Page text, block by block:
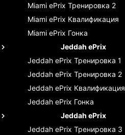
Miami ePrix Тренировка 2
Miami ePrix Квалификация
Miami ePrix Гонка
Jeddah ePrix
Jeddah ePrix Тренировка 1
Jeddah ePrix Тренировка 2
Jeddah ePrix Квалификация
Jeddah ePrix Гонка
Jeddah ePrix
Jeddah ePrix Тренировка 3